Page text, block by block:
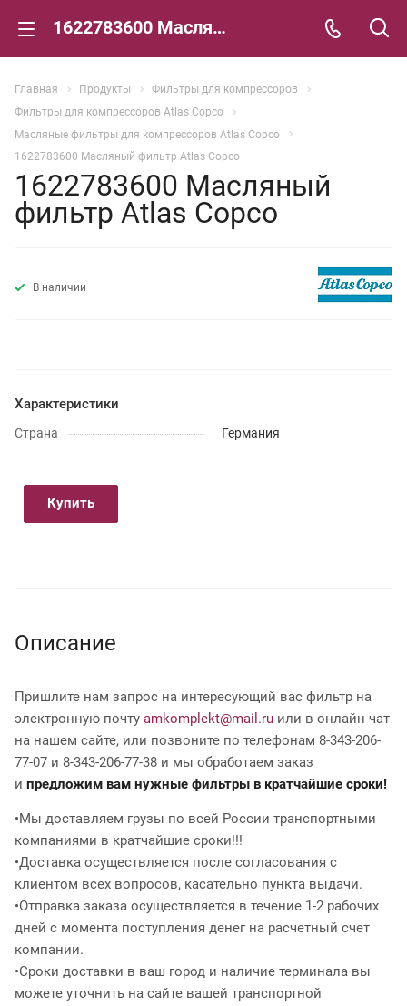
1622783600 Масляный фильтр Atlas Copco
Главная Продукты
Фильтры для компрессоров
Фильтры для компрессоров Atlas Copco
Масляные фильтры для компрессоров Atlas Copco
1622783600 Масляный фильтр Atlas Copco
1622783600 Масляный
фильтр Atlas Copco
В наличии
Характеристики
Страна Германия
Купить
Описание
Пришлите нам запрос на интересующий вас фильтр на
электронную почту amkomplekt@mail.ru или в онлайн чат
на нашем сайте, или позвоните по телефонам 8-343-206-
77-07 и 8-343-206-77-38 и мы обработаем заказ
и предложим вам нужные фильтры в кратчайшие сроки!
•Мы доставляем грузы по всей России транспортными
компаниями в кратчайшие сроки!!!
•Доставка осуществляется после согласования с
клиентом всех вопросов, касательно пункта выдачи.
•Отправка заказа осуществляется в течение 1-2 рабочих
дней с момента поступления денег на расчетный счет
компании.
•Сроки доставки в ваш город и наличие терминала вы
можете уточнить на сайте вашей транспортной